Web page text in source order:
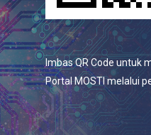
Imbas QR Code untuk
Portal MOSTI melalui